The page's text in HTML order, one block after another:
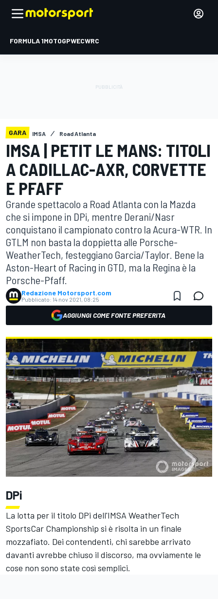
FORMULA 1MOTOGPWECWRC
GARA IMSA Road Atlanta
IMSA | PETIT LE MANS: TITOLI
A CADILLAC-AXR, CORVETTE
E PFAFF
Grande spettacolo a Road Atlanta con la Mazda
che si impone in DPi, mentre Derani/Nasr
conquistano il campionato contro la Acura-WTR. In
GTLM non basta la doppietta alle Porsche-
WeatherTech, festeggiano Garcia/Taylor. Bene la
Aston-Heart of Racing in GTD, ma la Regina è la
Porsche-Pfaff.
Redazione Motorsport.com
Pubblicato: 14 nov 2021, 08:25
AGGIUNGI COME FONTE PREFERITA
DPi
La lotta per il titolo DPi dell'IMSA WeatherTech
SportsCar Championship si è risolta in un finale
mozzafiato. Dei contendenti, chi sarebbe arrivato
davanti avrebbe chiuso il discorso, ma ovviamente le
cose non sono state così semplici.